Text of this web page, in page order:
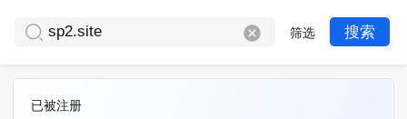
筛选 搜索
已被注册